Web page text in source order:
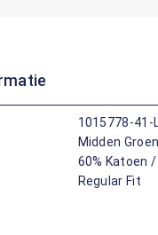
1015778-41-
Midden Groen
60% Katoen
Regular Fit